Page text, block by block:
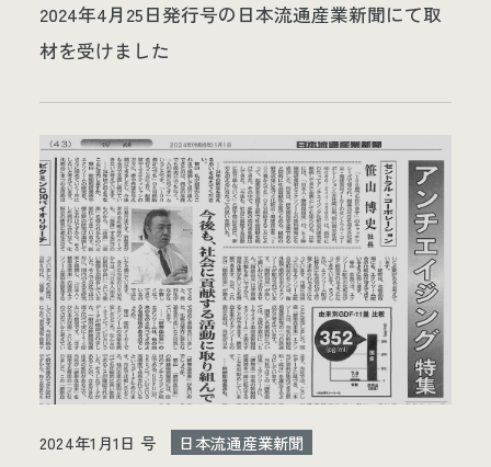
2024年4月25日発行号の日本流通産業新聞にて取
材を受けました
2024年1月1日 号 日本流通産業新聞